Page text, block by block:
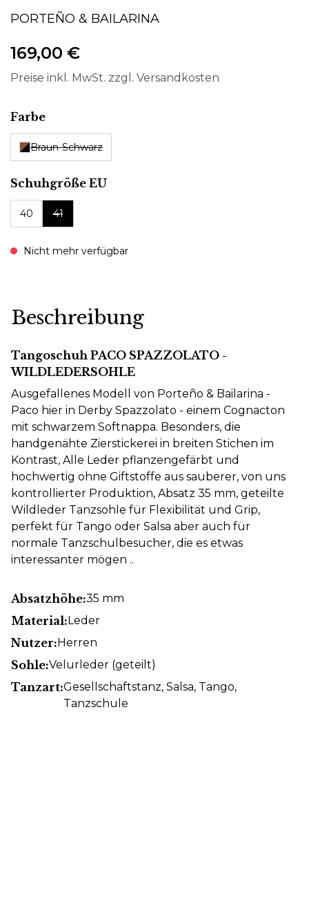
PORTEÑO & BAILARINA
169,00 €
Preise inkl. MwSt. zzgl. Versandkosten
Farbeauswählen
Braun-Schwarz
Schuhgröße EUauswählen
40 41
Nicht mehr verfügbar
Beschreibung
Tangoschuh PACO SPAZZOLATO -
WILDLEDERSOHLE
Ausgefallenes Modell von Porteño & Bailarina -
Paco hier in Derby Spazzolato - einem Cognacton
mit schwarzem Softnappa. Besonders, die
handgenähte Zierstickerei in breiten Stichen im
Kontrast, Alle Leder pflanzengefärbt und
hochwertig ohne Giftstoffe aus sauberer, von uns
kontrollierter Produktion, Absatz 35 mm, geteilte
Wildleder Tanzsohle für Flexibilität und Grip,
perfekt für Tango oder Salsa aber auch für
normale Tanzschulbesucher, die es etwas
interessanter mögen ..
Absatzhöhe:35 mm
Material:Leder
Nutzer:Herren
Sohle:Velurleder (geteilt)
Tanzart:Gesellschaftstanz, Salsa, Tango,
Tanzschule